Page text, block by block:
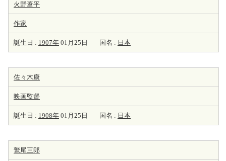
火野葦平
作家
誕生日 : 1907年 01月25日 国名 : 日本
佐々木康
映画監督
誕生日 : 1908年 01月25日 国名 : 日本
鷲尾三郎